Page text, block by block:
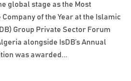
global stage as the Most
Company of the Year at the Islamic
Group Private Sector Forum
alongside IsDB’s Annual
was awarded...